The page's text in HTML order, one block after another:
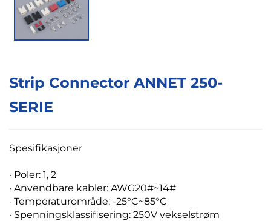
Strip Connector ANNET 250-
SERIE
Spesifikasjoner
· Poler: 1, 2
· Anvendbare kabler: AWG20#~14#
· Temperaturområde: -25°C~85°C
· Spenningsklassifisering: 250V vekselstrøm